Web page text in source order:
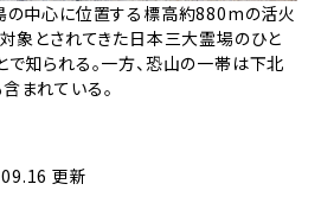
の中心に位置する標高約880mの活火
象とされてきた日本三大霊場のひと
で知られる。一方、恐山の一帯は下北
まれている。
更新